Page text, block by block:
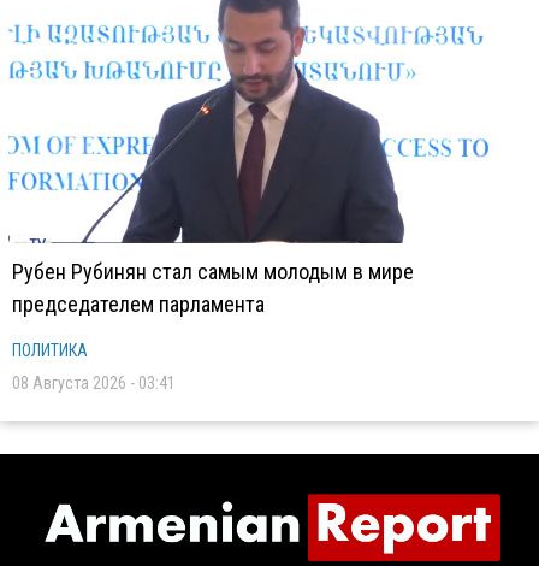
Рубен Рубинян стал самым молодым в мире
председателем парламента
ПОЛИТИКА
08 Августа 2026 - 03:41